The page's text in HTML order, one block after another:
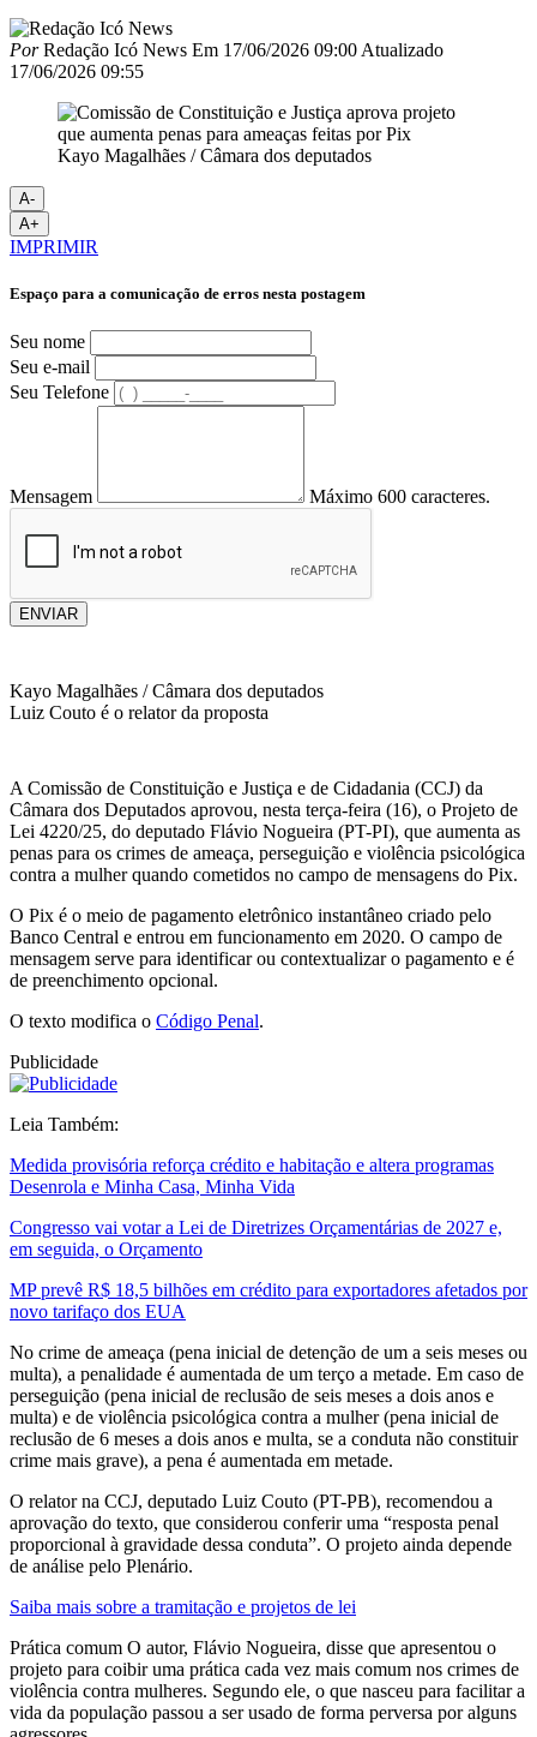
PorRedação Icó News Em 17/06/2026 09:00 Atualizado
17/06/2026 09:55
Kayo Magalhães / Câmara dos deputados
A-
A+
IMPRIMIR
Espaço para a comunicação de erros nesta postagem
Seu nome
Seu e-mail
Seu Telefone
Mensagem Máximo 600 caracteres.
ENVIAR
Kayo Magalhães / Câmara dos deputados
Luiz Couto é o relator da proposta
A Comissão de Constituição e Justiça e de Cidadania (CCJ) da
Câmara dos Deputados aprovou, nesta terça-feira (16), o Projeto de
Lei 4220/25, do deputado Flávio Nogueira (PT-PI), que aumenta as
penas para os crimes de ameaça, perseguição e violência psicológica
contra a mulher quando cometidos no campo de mensagens do Pix.
O Pix é o meio de pagamento eletrônico instantâneo criado pelo
Banco Central e entrou em funcionamento em 2020. O campo de
mensagem serve para identificar ou contextualizar o pagamento e é
de preenchimento opcional.
O texto modifica o Código Penal.
Publicidade
Leia Também:
Medida provisória reforça crédito e habitação e altera programas
Desenrola e Minha Casa, Minha Vida
Congresso vai votar a Lei de Diretrizes Orçamentárias de 2027 e,
em seguida, o Orçamento
MP prevê R$ 18,5 bilhões em crédito para exportadores afetados por
novo tarifaço dos EUA
No crime de ameaça (pena inicial de detenção de um a seis meses ou
multa), a penalidade é aumentada de um terço a metade. Em caso de
perseguição (pena inicial de reclusão de seis meses a dois anos e
multa) e de violência psicológica contra a mulher (pena inicial de
reclusão de 6 meses a dois anos e multa, se a conduta não constituir
crime mais grave), a pena é aumentada em metade.
O relator na CCJ, deputado Luiz Couto (PT-PB), recomendou a
aprovação do texto, que considerou conferir uma “resposta penal
proporcional à gravidade dessa conduta”. O projeto ainda depende
de análise pelo Plenário.
Saiba mais sobre a tramitação e projetos de lei
Prática comum O autor, Flávio Nogueira, disse que apresentou o
projeto para coibir uma prática cada vez mais comum nos crimes de
violência contra mulheres. Segundo ele, o que nasceu para facilitar a
vida da população passou a ser usado de forma perversa por alguns